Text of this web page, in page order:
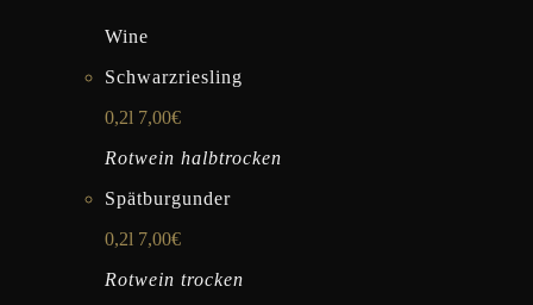
Wine
Schwarzriesling
0,2l 7,00€
Rotwein halbtrocken
Spätburgunder
0,2l 7,00€
Rotwein trocken